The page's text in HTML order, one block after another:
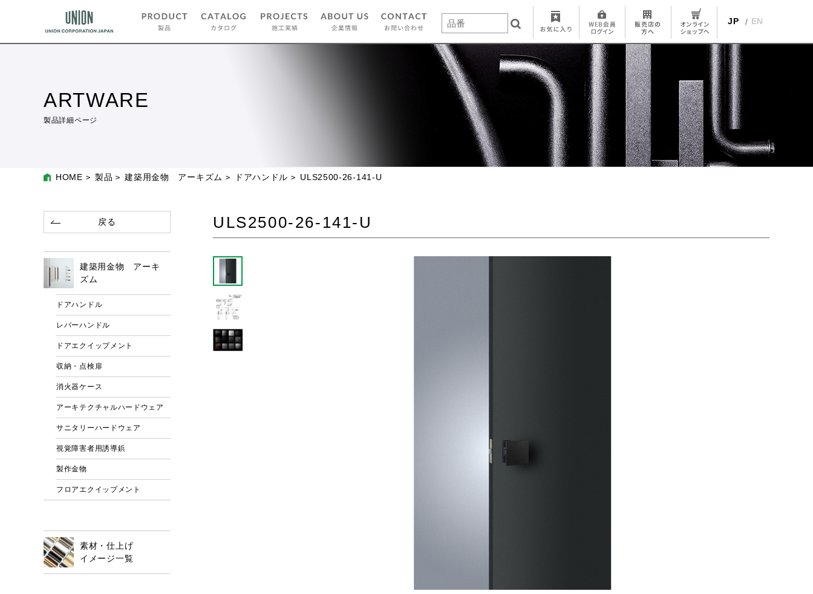
JP EN
ARTWARE
製品詳細ページ
HOME 製品 建築用金物 アーキズム ドアハンドル ULS2500-26-141-U
ULS2500-26-141-U
戻る
建築用金物 アーキ
ズム
ドアハンドル
レバーハンドル
ドアエクイップメント
収納・点検扉
消火器ケース
アーキテクチャルハードウェア
サニタリーハードウェア
視覚障害者用誘導鋲
製作金物
フロアエクイップメント
素材・仕上げ
イメージ一覧